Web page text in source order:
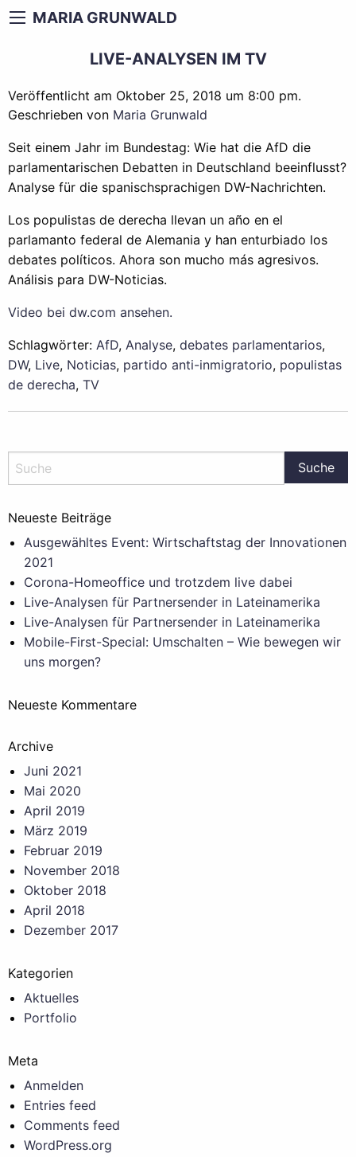
MARIA GRUNWALD
LIVE-ANALYSEN IM TV
Veröffentlicht am Oktober 25, 2018 um 8:00 pm.
Geschrieben von Maria Grunwald
Seit einem Jahr im Bundestag: Wie hat die AfD die
parlamentarischen Debatten in Deutschland beeinflusst?
Analyse für die spanischsprachigen DW-Nachrichten.
Los populistas de derecha llevan un año en el
parlamanto federal de Alemania y han enturbiado los
debates políticos. Ahora son mucho más agresivos.
Análisis para DW-Noticias.
Video bei dw.com ansehen.
Schlagwörter: AfD, Analyse, debates parlamentarios,
DW, Live, Noticias, partido anti-inmigratorio, populistas
de derecha, TV
Neueste Beiträge
Ausgewähltes Event: Wirtschaftstag der Innovationen
2021
Corona-Homeoffice und trotzdem live dabei
Live-Analysen für Partnersender in Lateinamerika
Live-Analysen für Partnersender in Lateinamerika
Mobile-First-Special: Umschalten – Wie bewegen wir
uns morgen?
Neueste Kommentare
Archive
Juni 2021
Mai 2020
April 2019
März 2019
Februar 2019
November 2018
Oktober 2018
April 2018
Dezember 2017
Kategorien
Aktuelles
Portfolio
Meta
Anmelden
Entries feed
Comments feed
WordPress.org